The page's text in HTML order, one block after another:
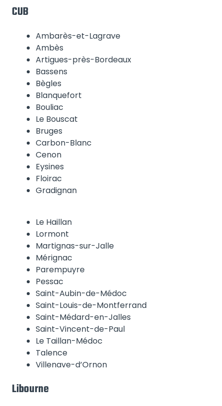
CUB
Ambarès-et-Lagrave
Ambès
Artigues-près-Bordeaux
Bassens
Bègles
Blanquefort
Bouliac
Le Bouscat
Bruges
Carbon-Blanc
Cenon
Eysines
Floirac
Gradignan
Le Haillan
Lormont
Martignas-sur-Jalle
Mérignac
Parempuyre
Pessac
Saint-Aubin-de-Médoc
Saint-Louis-de-Montferrand
Saint-Médard-en-Jalles
Saint-Vincent-de-Paul
Le Taillan-Médoc
Talence
Villenave-d’Ornon
Libourne